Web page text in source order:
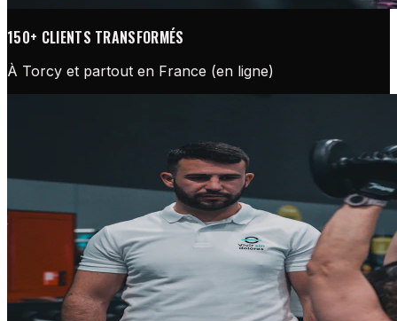
150+ CLIENTS TRANSFORMÉS
À Torcy et partout en France (en ligne)